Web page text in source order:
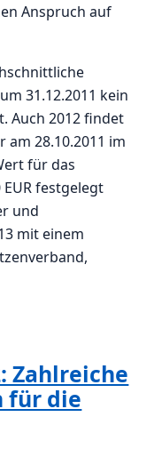
Anspruch auf
31.12.2011 kein
Auch 2012 findet
am 28.10.2011 im
für das
festgelegt
und
mit einem
Zahlreiche
für die